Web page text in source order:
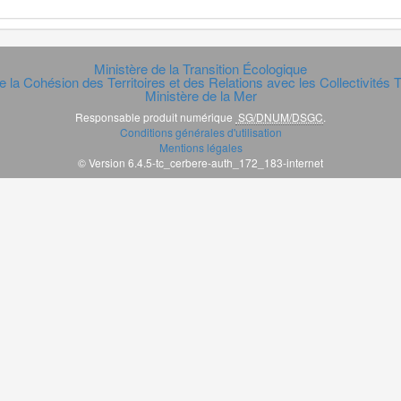
Ministère de la Transition Écologique
la Cohésion des Territoires et des Relations avec les Collectivités
Ministère de la Mer
Responsable produit numérique SG/DNUM/DSGC
Conditions générales d'utilisation
Mentions légales
© Version 6.4.5-tc_cerbere-auth_172_183-internet